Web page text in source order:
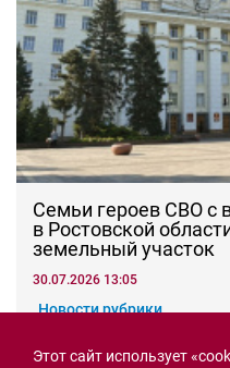
Семьи героев СВО с
в Ростовской
земельный участок
30.07.2026 13:05
Новости рубрики
Этот сайт использует